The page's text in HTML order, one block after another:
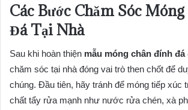
Các Bước Chăm Sóc
Đá Tại Nhà
Sau khi hoàn thiện mẫu móng chân đính đá
chăm sóc tại nhà đóng vai trò then chốt để
chúng. Đầu tiên, hãy tránh để móng tiếp xúc
chất tẩy rửa mạnh như nước rửa chén, xà